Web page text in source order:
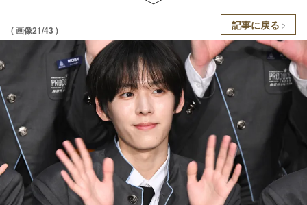
( 画像21/43 ) 記事に戻る